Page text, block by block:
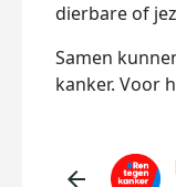
dierbare of
Samen
kanker. Voor
arrow_back